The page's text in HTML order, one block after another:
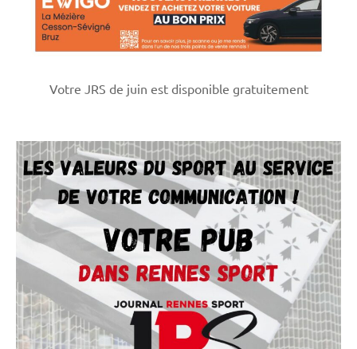
Votre JRS de juin est disponible gratuitement